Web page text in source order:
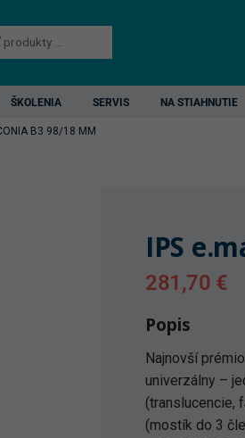
ŠKOLENIA SERVIS NA STIAHNUTIE
B3 98/18 MM
IPS
281,70 €
Popis
Najnovší
univerzálny –
(translucencie,
(mostík do 3